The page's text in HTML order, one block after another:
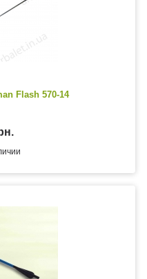
Flash 570-14